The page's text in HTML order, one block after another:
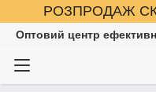
РОЗПРОДАЖ
Оптовий центр